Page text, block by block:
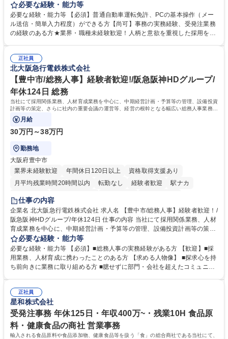
いたします。注文対応やWebデータの出力、各所への発注・加工依頼のほ
か、電話・メール対応等の事務業務を担当します。 ■受注・発注業務：FA
Xによる注文対応、Web発注データのプリントアウト、各仕入先・協力会
社への発注および加工依頼等 ■納品書・請求書の作成および発送手配 ■商
当社の指定する業務 募集職種 東京都品川区【営業アシスタント】未経験O
K◆受発注・事務◆年間休日130日
必要な経験・能力等
必要な経験・能力等 【必須】普通自動車運転免許、PCの基本操作（メー
ル送信・簡単入力程度）ができる方【尚可】事務の実務経験、受発注業務
の経験のある方★業界・職種未経験歓迎！人柄と意欲を重視した採用を行
変化に臨機応変かつ柔軟に対応できる方、約束を守り正確に作業を進めら
れる方を求めています。高度なPCスキルや関数知識は一切不要です。丁
寧な指導体制が整っているため、安心してお仕事をスタートしていただけ
ます。 学歴・資格 学歴：大学院 大学 高専 短大 専修学校 高校 語学力：
資格：
正社員
北大阪急行電鉄株式会社
【豊中市/総務人事】経験者歓迎!/阪急阪神HDグループ/
年休124日 総務
当社にて採用関係業務、人材育成業務を中心に、中期経営計画・予算等の管理、設備投資
計画等の策定、さらに社内の重要会議の運営等、経営の根幹となる幅広い総務人事業務全
般を担当していただきます。
月給
30万円～38万円
勤務地
大阪府豊中市
業界未経験歓迎
年間休日120日以上
資格取得支援あり
月平均残業時間20時間以内
転勤なし 経験者歓迎
駅ナカ
退職金あり
土日祝休み
服装自由 昼食補助あり 食事補助あり
仕事の内容
企業名 北大阪急行電鉄株式会社 求人名 【豊中市/総務人事】経験者歓迎！/
阪急阪神HDグループ/年休124日 仕事の内容 当社にて採用関係業務、人材
育成業務を中心に、中期経営計画・予算等の管理、設備投資計画等の策
定、さらに社内の重要会議の運営等、経営の根幹となる幅広い総務人事業
務全般を担当していただきます。 【主な業務内容】 ■採用関係業務および
人材育成(社員研修)業務の推進 ■中期経営計画および予算等の管理 ■設備
投資計画等の策定 ■社内の重要会議の運営 ■その他総務人事業務全般 【入
務人事】経験者歓迎！/阪急阪神HDグループ/年休124日
必要な経験・能力等
必要な経験・能力等 【必須】■総務人事の実務経験がある方 【歓迎】■採
用業務、人材育成に携わったことのある方 【求める人物像】 ■探求心を持
ち前向きに業務に取り組める方 ■臆せずに部門・会社を超えたコミュニケ
囲のメンバーと協調しつつ主体性を持って能動的に業務を推進できる方 学
歴・資格 学歴：大学院 大学 高専 短大 専修学校 高校 語学力： 資格：
正社員
星和株式会社
受発注事務 年休125日・年収400万~・残業10H 食品原
料・健康食品の商社 営業事務
輸入される食品原料や食品添加物、健康食品等を扱う「食」の総合商社である当社にて、